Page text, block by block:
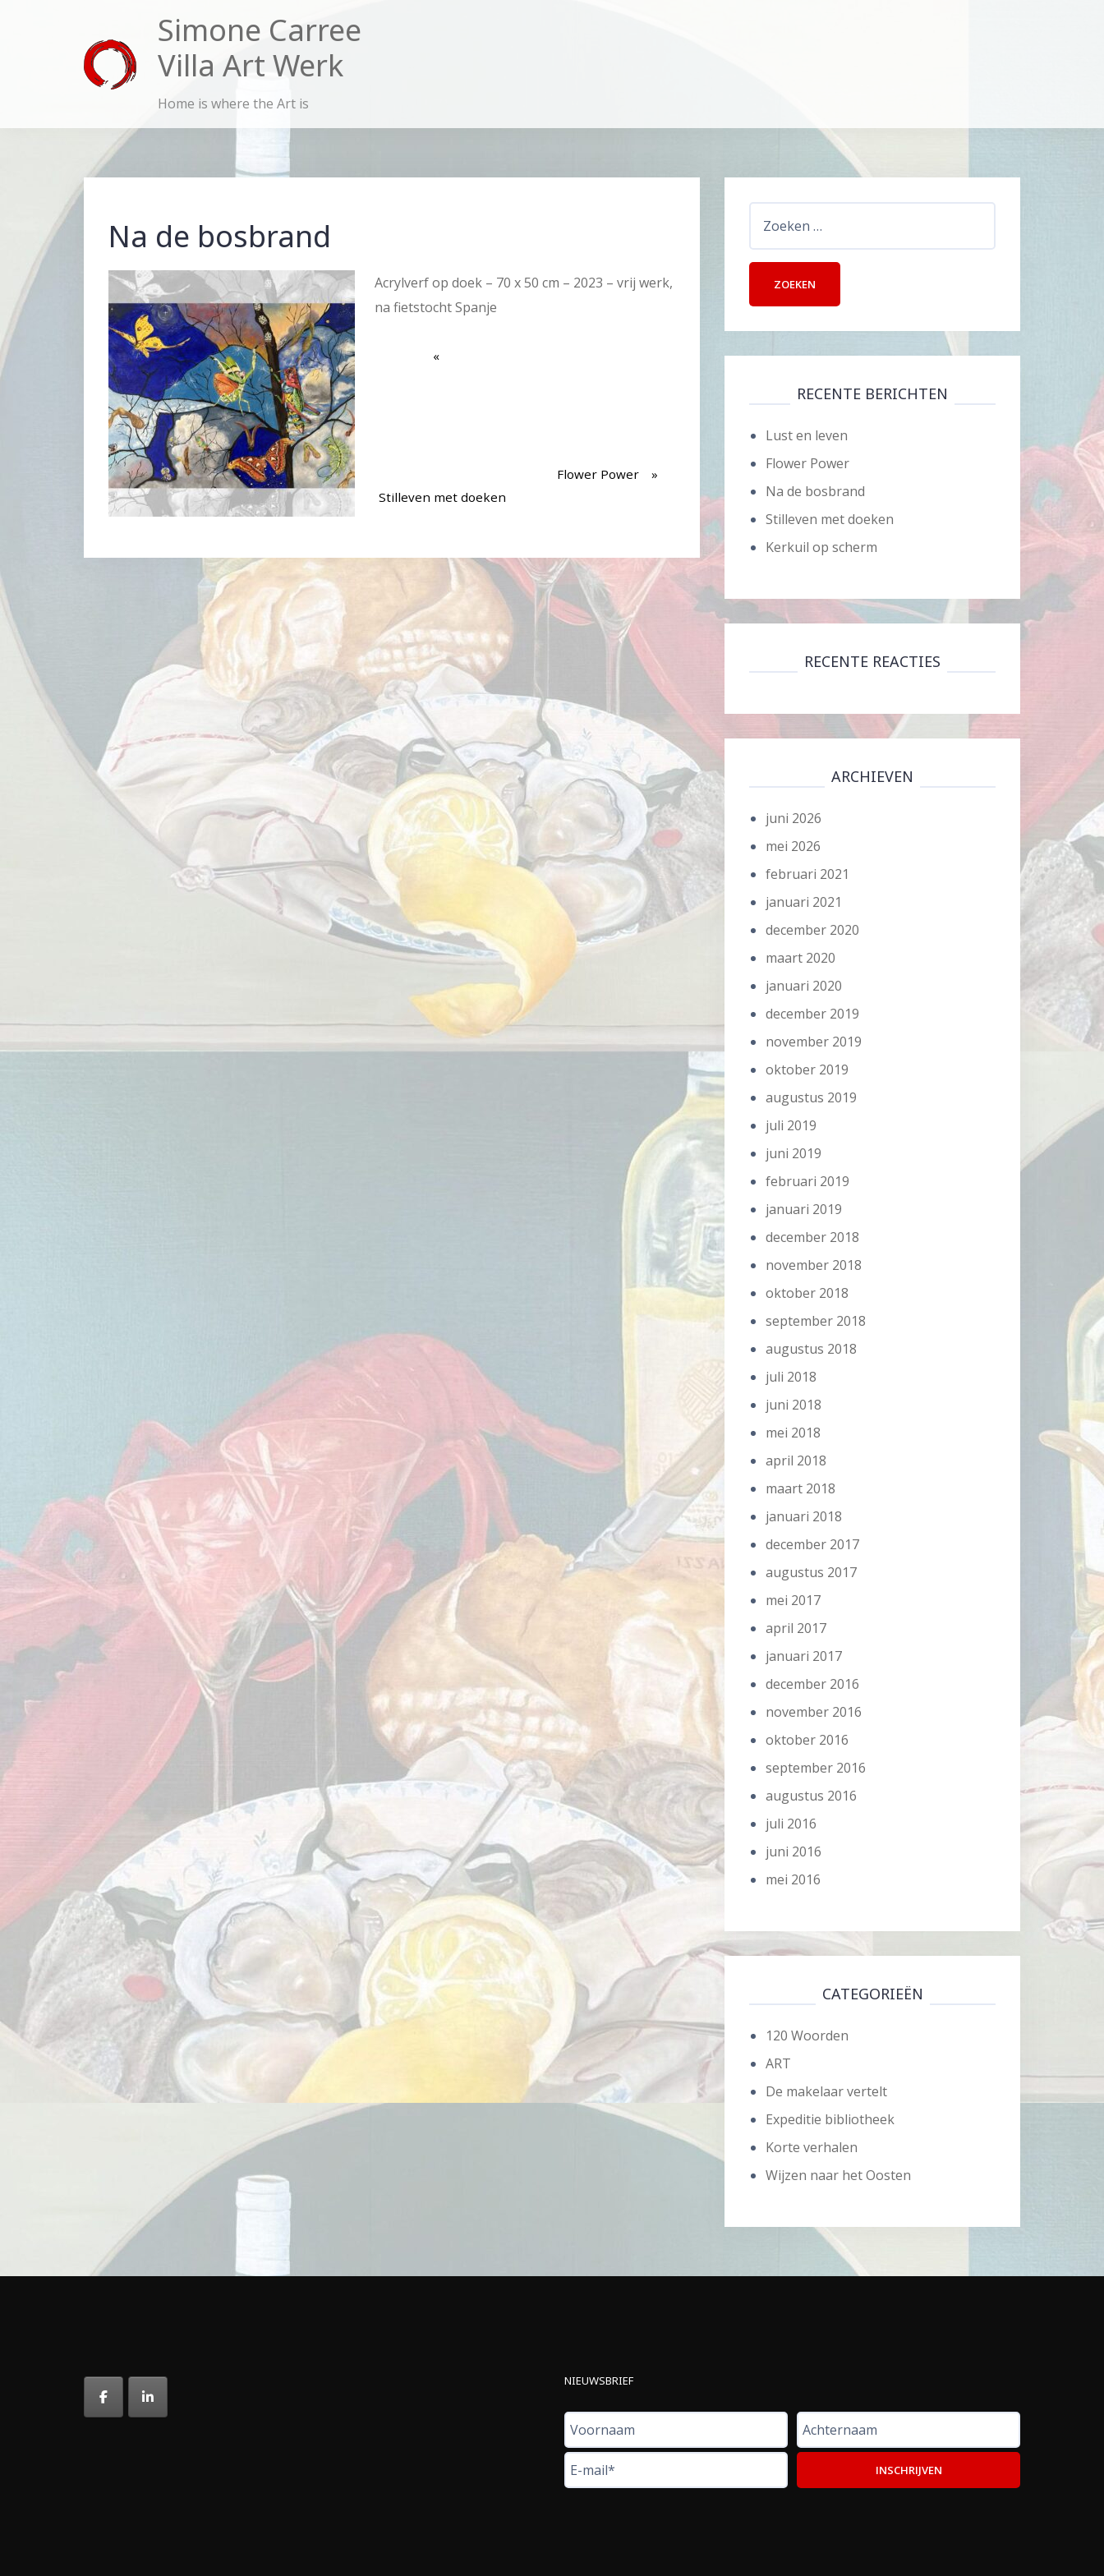
Simone Carree
Villa Art Werk
Home is where the Art is
Na de bosbrand
Acrylverf op doek – 70 x 50 cm – 2023 – vrij werk,
na fietstocht Spanje
Stilleven met doeken
Flower Power
RECENTE BERICHTEN
Lust en leven
Flower Power
Na de bosbrand
Stilleven met doeken
Kerkuil op scherm
RECENTE REACTIES
ARCHIEVEN
juni 2026
mei 2026
februari 2021
januari 2021
december 2020
maart 2020
januari 2020
december 2019
november 2019
oktober 2019
augustus 2019
juli 2019
juni 2019
februari 2019
januari 2019
december 2018
november 2018
oktober 2018
september 2018
augustus 2018
juli 2018
juni 2018
mei 2018
april 2018
maart 2018
januari 2018
december 2017
augustus 2017
mei 2017
april 2017
januari 2017
december 2016
november 2016
oktober 2016
september 2016
augustus 2016
juli 2016
juni 2016
mei 2016
CATEGORIEËN
120 Woorden
ART
De makelaar vertelt
Expeditie bibliotheek
Korte verhalen
Wijzen naar het Oosten
NIEUWSBRIEF